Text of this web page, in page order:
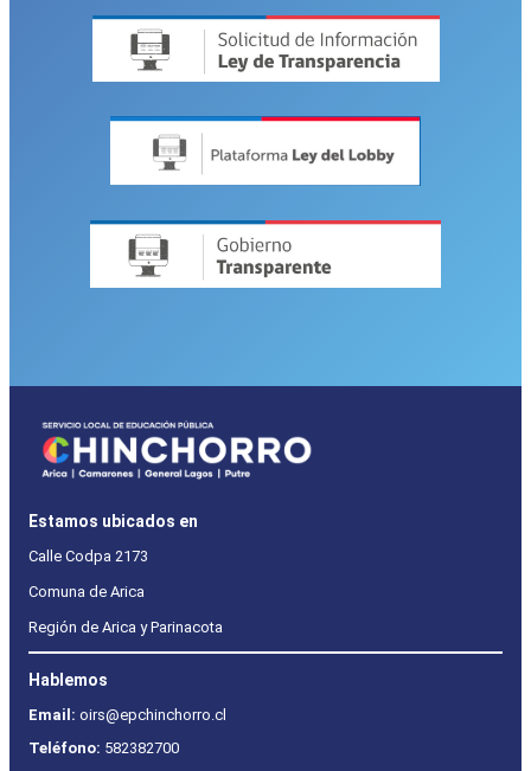
Estamos ubicados en
Calle Codpa 2173
Comuna de Arica
Región de Arica y Parinacota
Hablemos
Email: oirs@epchinchorro.cl
Teléfono: 582382700